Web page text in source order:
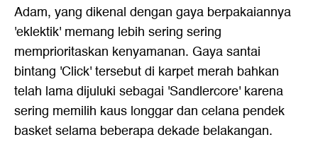
Adam, yang dikenal dengan gaya berpakaiannya
'eklektik' memang lebih sering sering
memprioritaskan kenyamanan. Gaya santai
bintang 'Click' tersebut di karpet merah bahkan
telah lama dijuluki sebagai 'Sandlercore' karena
sering memilih kaus longgar dan celana pendek
basket selama beberapa dekade belakangan.